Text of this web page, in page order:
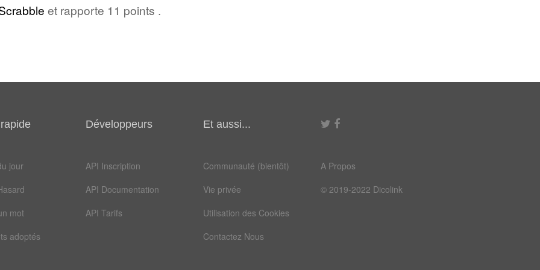
et rapporte 11 points .
jour
mot
adoptés
Développeurs
API Inscription
API Documentation
API Tarifs
Et aussi...
Communauté (bientôt)
Vie privée
Utilisation des Cookies
Contactez Nous
A Propos
© 2019-2022 Dicolink